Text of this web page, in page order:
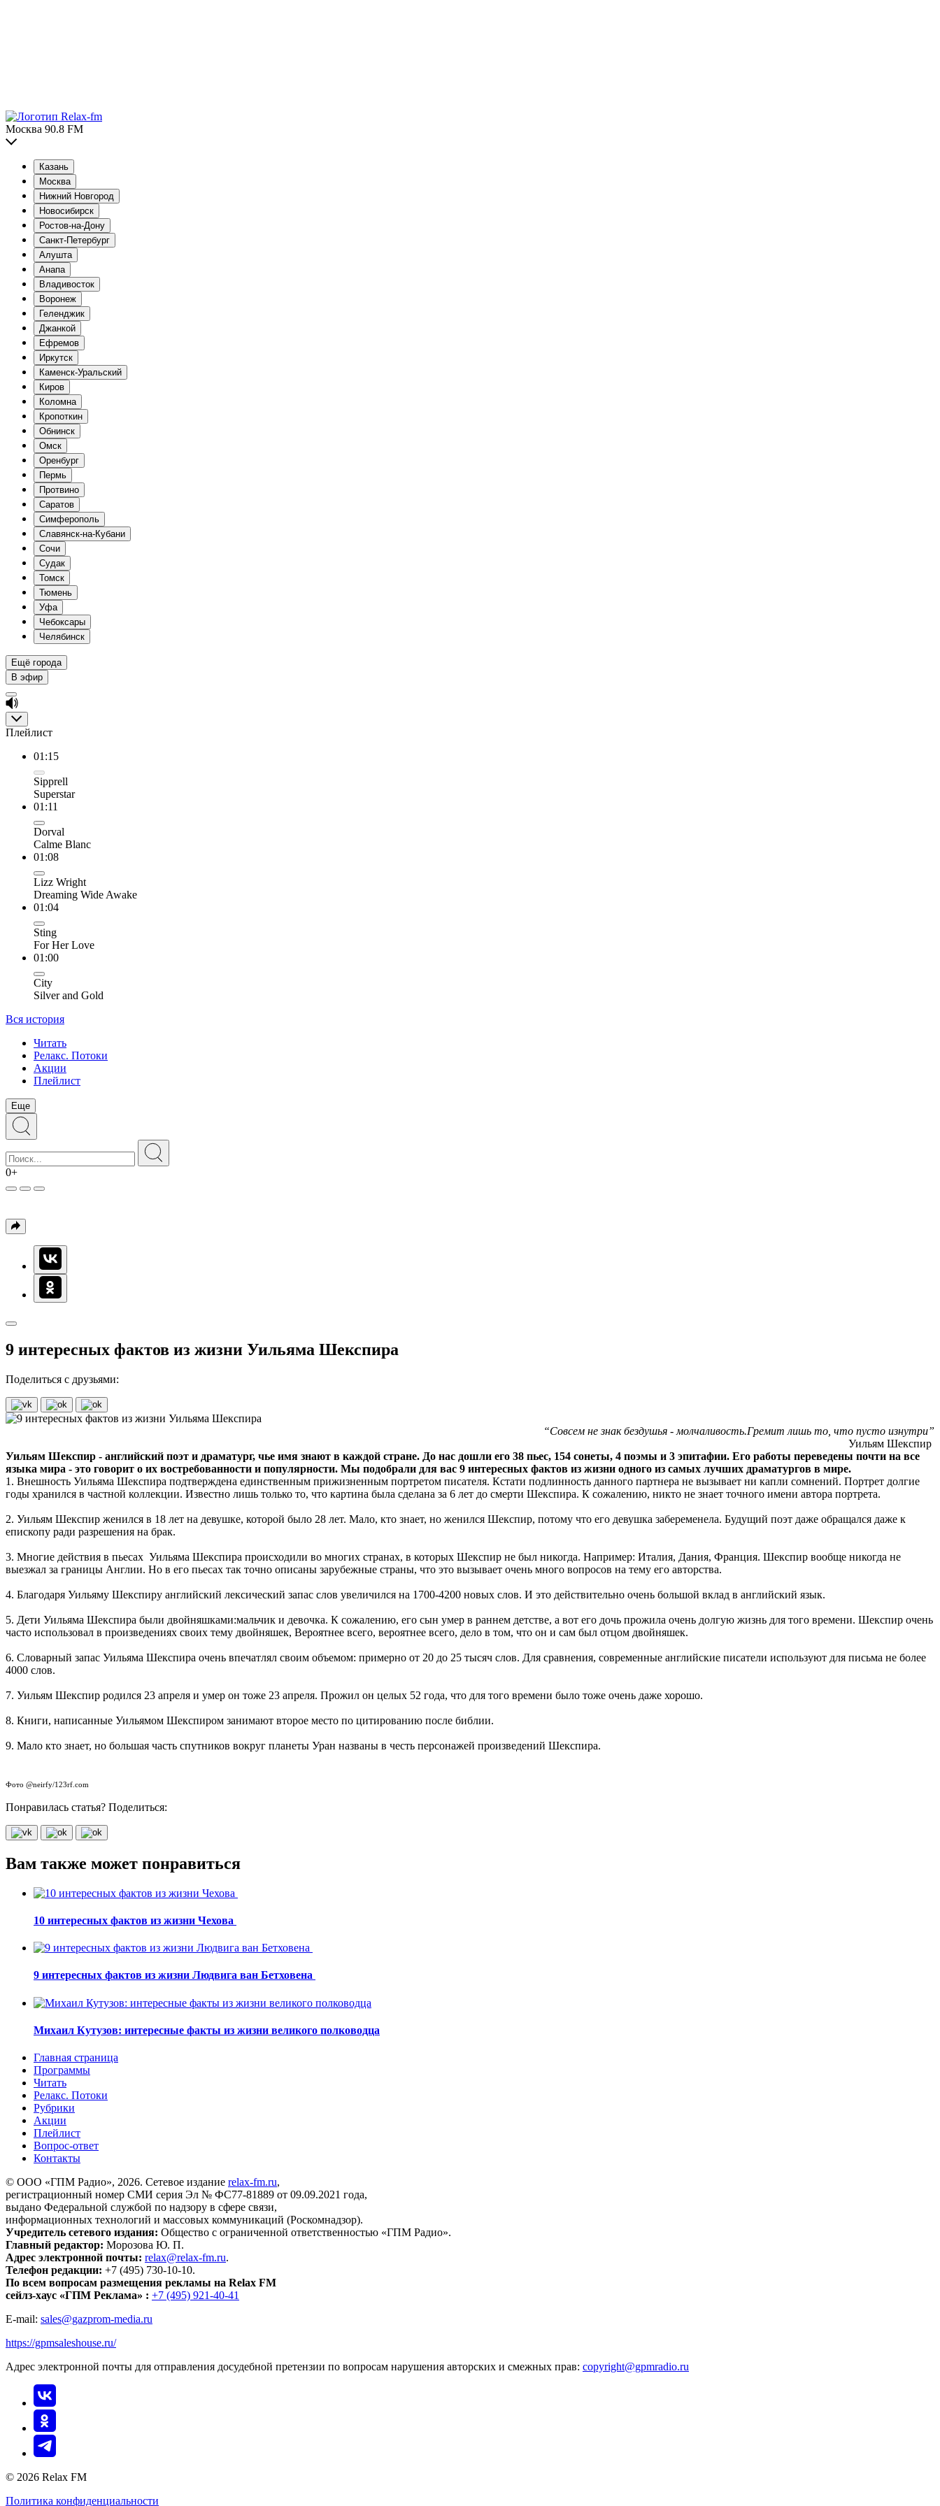
Москва 90.8 FM
Казань
Москва
Нижний Новгород
Новосибирск
Ростов-на-Дону
Санкт-Петербург
Алушта
Анапа
Владивосток
Воронеж
Геленджик
Джанкой
Ефремов
Иркутск
Каменск-Уральский
Киров
Коломна
Кропоткин
Обнинск
Омск
Оренбург
Пермь
Протвино
Саратов
Симферополь
Славянск-на-Кубани
Сочи
Судак
Томск
Тюмень
Уфа
Чебоксары
Челябинск
Ещё города
В эфир
Плейлист
01:15
Sipprell
Superstar
01:11
Dorval
Calme Blanc
01:08
Lizz Wright
Dreaming Wide Awake
01:04
Sting
For Her Love
01:00
City
Silver and Gold
Вся история
Читать
Релакс. Потоки
Акции
Плейлист
Еще
0+
9 интересных фактов из жизни Уильяма Шекспира
Поделиться с друзьями:
“Совсем не знак бездушья - молчаливость.Гремит лишь то, что пусто изнутри”
Уильям Шекспир
Уильям Шекспир - английский поэт и драматург, чье имя знают в каждой стране. До нас дошли его 38 пьес, 154 сонеты, 4 поэмы и 3 эпитафии. Его работы переведены почти на все
языка мира - это говорит о их востребованности и популярности. Мы подобрали для вас 9 интересных фактов из жизни одного из самых лучших драматургов в мире.
1. Внешность Уильяма Шекспира подтверждена единственным прижизненным портретом писателя. Кстати подлинность данного партнера не вызывает ни капли сомнений. Портрет долгие
годы хранился в частной коллекции. Известно лишь только то, что картина была сделана за 6 лет до смерти Шекспира. К сожалению, никто не знает точного имени автора портрета.
2. Уильям Шекспир женился в 18 лет на девушке, которой было 28 лет. Мало, кто знает, но женился Шекспир, потому что его девушка забеременела. Будущий поэт даже обращался даже к
епископу ради разрешения на брак.
3. Многие действия в пьесах Уильяма Шекспира происходили во многих странах, в которых Шекспир не был никогда. Например: Италия, Дания, Франция. Шекспир вообще никогда не
выезжал за границы Англии. Но в его пьесах так точно описаны зарубежные страны, что это вызывает очень много вопросов на тему его авторства.
4. Благодаря Уильяму Шекспиру английский лексический запас слов увеличился на 1700-4200 новых слов. И это действительно очень большой вклад в английский язык.
5. Дети Уильяма Шекспира были двойняшками:мальчик и девочка. К сожалению, его сын умер в раннем детстве, а вот его дочь прожила очень долгую жизнь для того времени. Шекспир очень
часто использовал в произведениях своих тему двойняшек, Вероятнее всего, вероятнее всего, дело в том, что он и сам был отцом двойняшек.
6. Словарный запас Уильяма Шекспира очень впечатлял своим объемом: примерно от 20 до 25 тысяч слов. Для сравнения, современные английские писатели используют для письма не более
4000 слов.
7. Уильям Шекспир родился 23 апреля и умер он тоже 23 апреля. Прожил он целых 52 года, что для того времени было тоже очень даже хорошо.
8. Книги, написанные Уильямом Шекспиром занимают второе место по цитированию после библии.
9. Мало кто знает, но большая часть спутников вокруг планеты Уран названы в честь персонажей произведений Шекспира.
Фото @neirfy/123rf.com
Понравилась статья? Поделиться:
Вам также может понравиться
10 интересных фактов из жизни Чехова
9 интересных фактов из жизни Людвига ван Бетховена
Михаил Кутузов: интересные факты из жизни великого полководца
Главная страница
Программы
Читать
Релакс. Потоки
Рубрики
Акции
Плейлист
Вопрос-ответ
Контакты
© ООО «ГПМ Радио», 2026. Сетевое издание relax-fm.ru,
регистрационный номер СМИ серия Эл № ФС77-81889 от 09.09.2021 года,
выдано Федеральной службой по надзору в сфере связи,
информационных технологий и массовых коммуникаций (Роскомнадзор).
Учредитель сетевого издания: Общество с ограниченной ответственностью «ГПМ Радио».
Главный редактор: Морозова Ю. П.
Адрес электронной почты: relax@relax-fm.ru.
Телефон редакции: +7 (495) 730-10-10.
По всем вопросам размещения рекламы на Relax FM
сейлз-хаус «ГПМ Реклама» : +7 (495) 921-40-41
E-mail: sales@gazprom-media.ru
https://gpmsaleshouse.ru/
Адрес электронной почты для отправления досудебной претензии по вопросам нарушения авторских и смежных прав: copyright@gpmradio.ru
© 2026 Relax FM
Политика конфиденциальности